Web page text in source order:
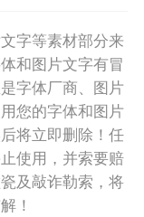
字等素材部分来
和图片文字有冒
字体厂商、图片
您的字体和图片
将立即删除！任
使用，并索要赔
及敲诈勒索，将
！